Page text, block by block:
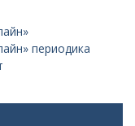
периодика